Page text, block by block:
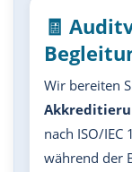
🧾
Wir bereiten
nach ISO/
während der